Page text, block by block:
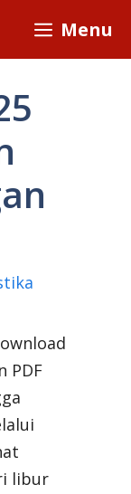
Menu
PDF
libur